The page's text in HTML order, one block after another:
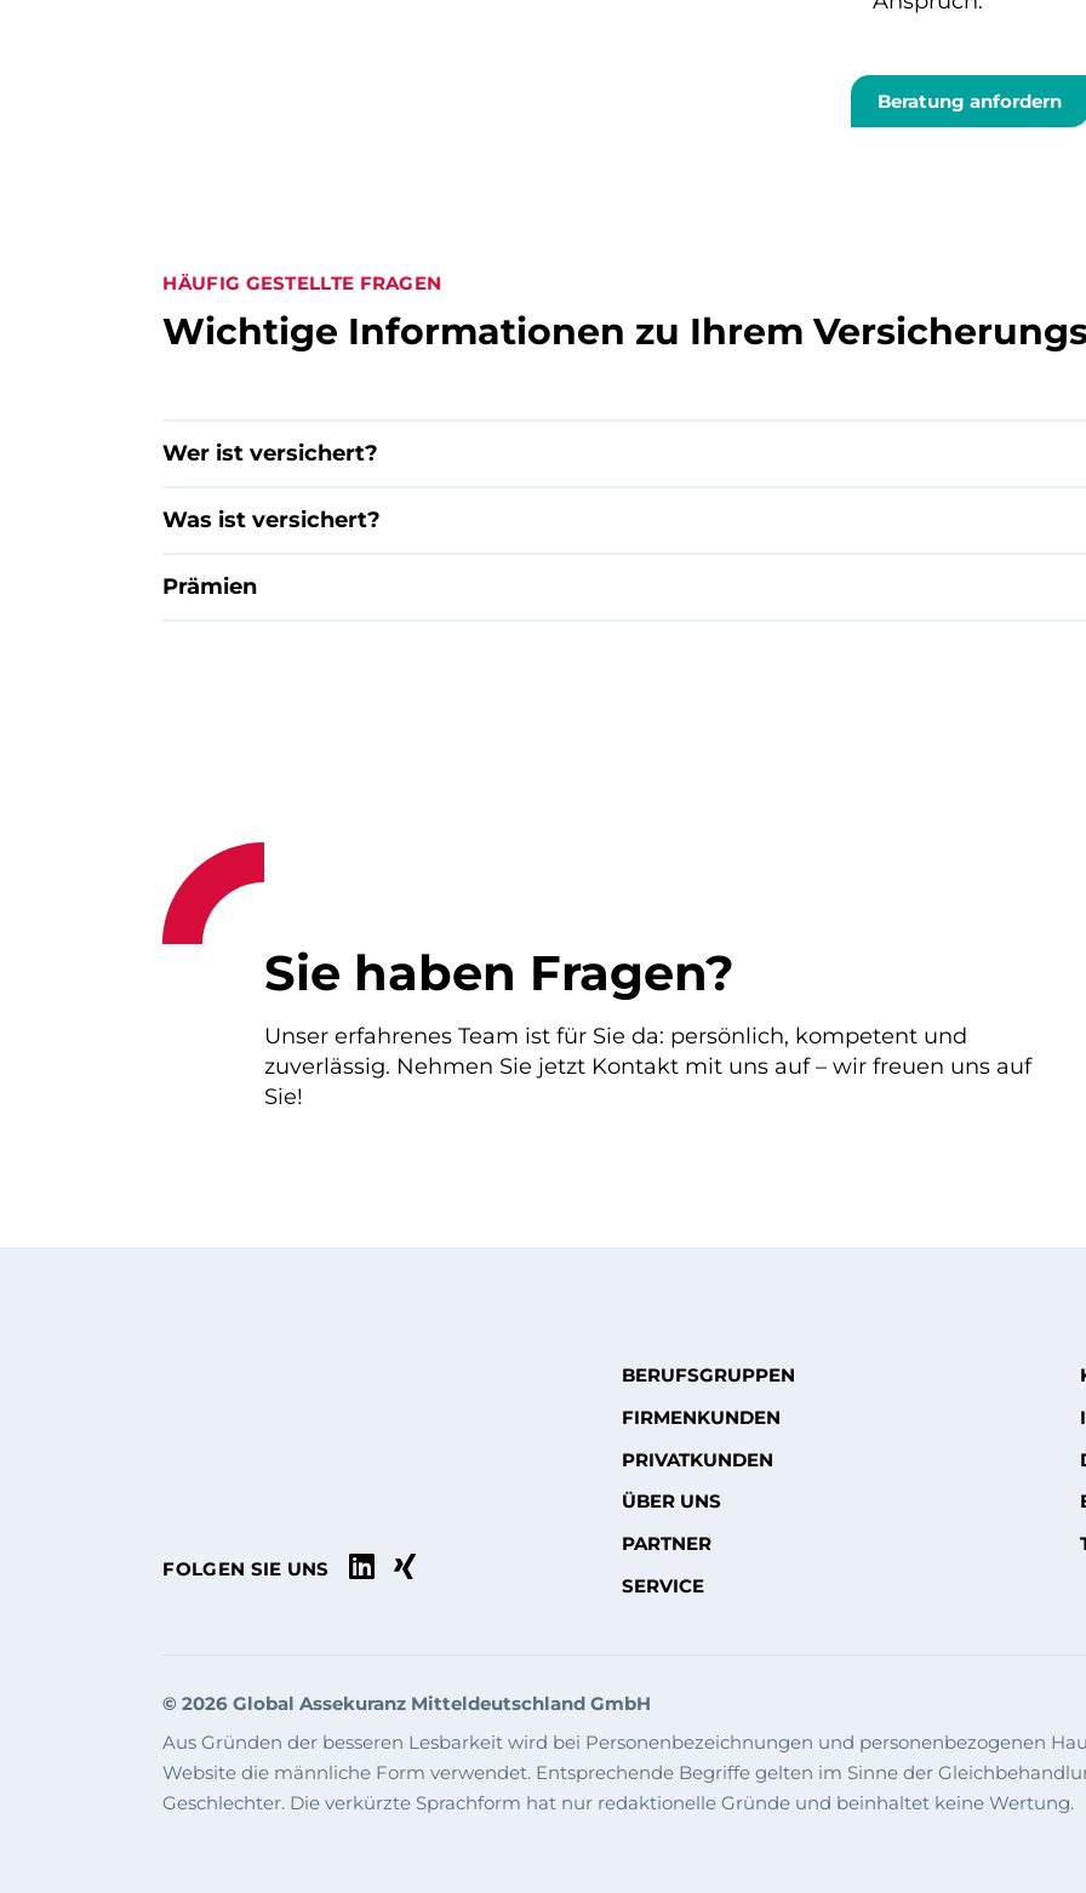
Beratung anfordern
HÄUFIG GESTELLTE FRAGEN
Wichtige Informationen zu Ihrem
Wer ist versichert?
Was ist versichert?
Prämien
Sie haben Fragen?
Unser erfahrenes Team ist für Sie da: persönlich, kompetent und
zuverlässig. Nehmen Sie jetzt Kontakt mit uns auf – wir freuen uns auf
Sie!
FOLGEN SIE UNS  
BERUFSGRUPPEN
FIRMENKUNDEN
PRIVATKUNDEN
ÜBER UNS
PARTNER
SERVICE
© 2026 Global Assekuranz Mitteldeutschland GmbH
Aus Gründen der besseren Lesbarkeit wird bei Personenbezeichnungen und personenbezogenen
Website die männliche Form verwendet. Entsprechende Begriffe gelten im Sinne der
Geschlechter. Die verkürzte Sprachform hat nur redaktionelle Gründe und beinhaltet keine Wertung.